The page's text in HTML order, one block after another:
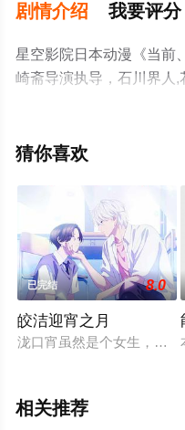
剧情介绍 我要评分
星空影院日本动漫《当前
崎斋导演执导，石川界人
山里穗,富田美忧,诸星堇
版动漫全集就上星空影视
猜你喜欢
已完结 8.0
皎洁迎宵之月
泷口宵虽然是个女生，但
相关推荐